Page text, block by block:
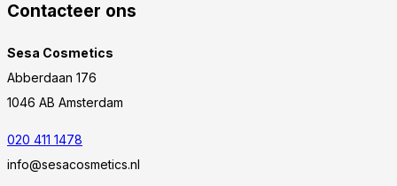
Contacteer ons
Sesa Cosmetics
Abberdaan 176
1046 AB Amsterdam
020 411 1478
info@sesacosmetics.nl